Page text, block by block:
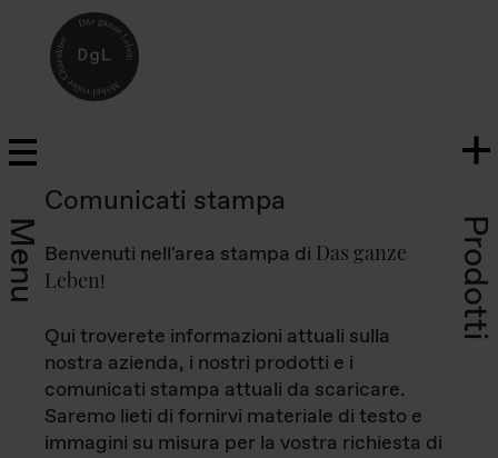
Menu Prodotti
Comunicati stampa
Benvenuti nell'area stampa di Das ganze
Leben!
Qui troverete informazioni attuali sulla
nostra azienda, i nostri prodotti e i
comunicati stampa attuali da scaricare.
Saremo lieti di fornirvi materiale di testo e
immagini su misura per la vostra richiesta di